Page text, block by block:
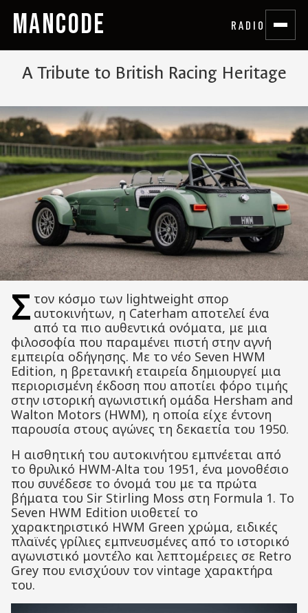
MANCODE RADIO
A Tribute to British Racing Heritage
Σ τον κόσμο των lightweight σπορ
αυτοκινήτων, η Caterham αποτελεί ένα
από τα πιο αυθεντικά ονόματα, με μια
φιλοσοφία που παραμένει πιστή στην αγνή
εμπειρία οδήγησης. Με το νέο Seven HWM
Edition, η βρετανική εταιρεία δημιουργεί μια
περιορισμένη έκδοση που αποτίει φόρο τιμής
στην ιστορική αγωνιστική ομάδα Hersham and
Walton Motors (HWM), η οποία είχε έντονη
παρουσία στους αγώνες τη δεκαετία του 1950.
Η αισθητική του αυτοκινήτου εμπνέεται από
το θρυλικό HWM-Alta του 1951, ένα μονοθέσιο
που συνέδεσε το όνομά του με τα πρώτα
βήματα του Sir Stirling Moss στη Formula 1. Το
Seven HWM Edition υιοθετεί το
χαρακτηριστικό HWM Green χρώμα, ειδικές
πλαϊνές γρίλιες εμπνευσμένες από το ιστορικό
αγωνιστικό μοντέλο και λεπτομέρειες σε Retro
Grey που ενισχύουν τον vintage χαρακτήρα
του.